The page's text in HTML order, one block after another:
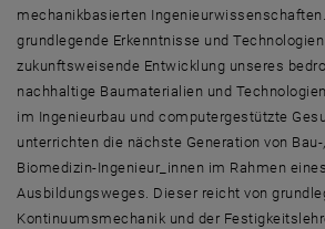
mechanikbasierten
grundlegende Erkenntnisse und
zukunftsweisende Entwicklung unseres
nachhaltige Baumaterialien und
im Ingenieurbau und computergestützte
unterrichten die nächste Generation von
Biomedizin-Ingenieur_innen im Rahmen
Ausbildungsweges. Dieser reicht von
Kontinuumsmechanik und der